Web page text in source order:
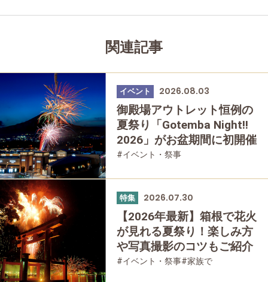
関連記事
イベント 2026.08.03
御殿場アウトレット恒例の
夏祭り「Gotemba Night!!
2026」がお盆期間に初開催
#イベント・祭事
特集 2026.07.30
【2026年最新】箱根で花火
が見れる夏祭り！楽しみ方
や写真撮影のコツもご紹介
#イベント・祭事#家族で